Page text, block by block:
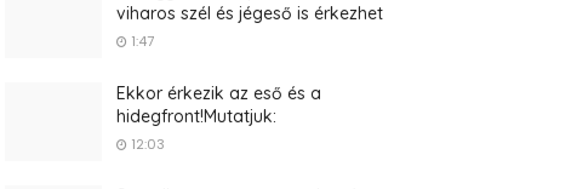
viharos szél és jégeső is érkezhet
1:47
Ekkor érkezik az eső és a
hidegfront!Mutatjuk:
12:03